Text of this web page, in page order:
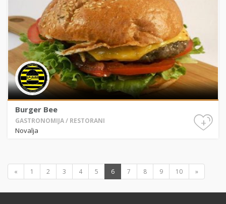
Burger Bee
GASTRONOMIJA / RESTORANI
Novalja
+
« 1 2 3 4 5 6 7 8 9 10 »